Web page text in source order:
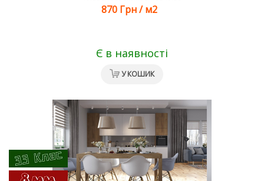
870 Грн /м2
Є в наявності
У КОШИК